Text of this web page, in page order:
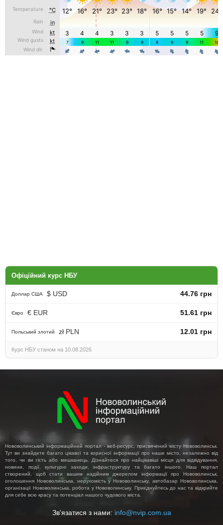
Офіційний курс НБУ
Доллар США $ USD 44.76 грн
Євро € EUR 51.61 грн
Польський злотий zł PLN 12.01 грн
Курс НБУ станом на 10.08.2026
Нововолинський інформаційний портал - веб-ресурс, присвячений місту Нововолинськ.
Тут ви знайдете багато цікавої та корисної інформації про наше місто, незалежно від
того, чи ви гість або мешканець. Дізнайтеся про найцікавіші місця для відвідування,
новини, події, культурні заходи, інфраструктуру та багато іншого. Наш портал
створений, щоб стати вашим надійним джерелом інформації про Нововолинськ,
оголошення Нововолинська, нерухомість у Нововолинську, автобазар Нововолинська,
організації Нововолинська, робота у Нововолинську. Приєднуйтесь до нас та відкрийте
для себе всю красу та потенціал нашого чудового міста.
Зв'язатися з нами: info@nvip.com.ua